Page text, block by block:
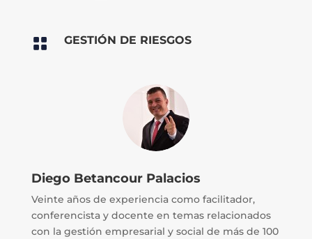
 GESTIÓN DE RIESGOS
Diego Betancour Palacios
Veinte años de experiencia como facilitador,
conferencista y docente en temas relacionados
con la gestión empresarial y social de más de 100